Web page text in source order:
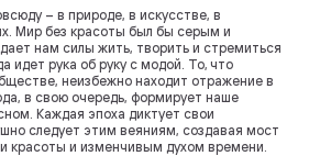
– в природе, в искусстве, в
Мир без красоты был бы серым и
нам силы жить, творить и стремиться
идет рука об руку с модой. То, что
неизбежно находит отражение в
в свою очередь, формирует наше
Каждая эпоха диктует свои
следует этим веяниям, создавая мост
красоты и изменчивым духом времени.